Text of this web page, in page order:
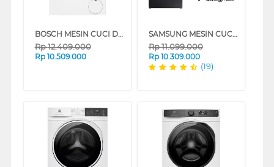
BOSCH MESIN CUCI DAN DRYER PENGERING WASHER AND DRYERS 10.5 KG WNA264U9ID
Rp12.409.000
Rp 10.509.000
SAMSUNG MESIN CUCI FRONT LOADING WASHER 14 KG WW14T504DAB/SE
Rp11.099.000
Rp 10.309.000
(19)